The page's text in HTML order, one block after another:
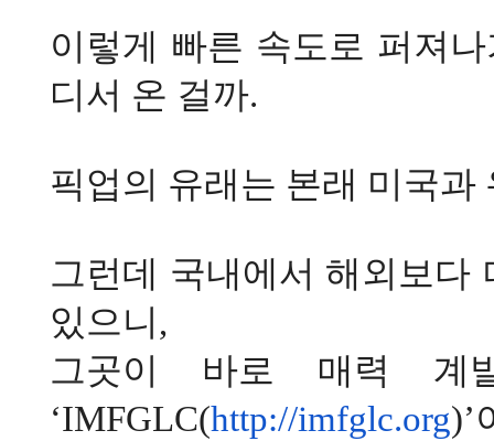
이렇게 빠른 속도로 퍼져
디서 온 걸까.
픽업의 유래는 본래 미국과
그런데 국내에서 해외보다
있으니 ,
그곳이 바로 매력 계
‘IMFGLC(http://imfglc.org)’